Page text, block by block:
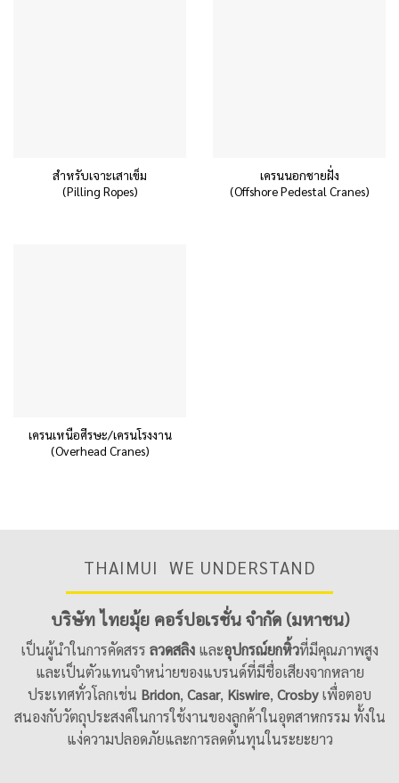
สำหรับเจาะเสาเข็ม
(Pilling Ropes)
เครนนอกชายฝั่ง
(Offshore Pedestal Cranes)
เครนเหนือศีรษะ/เครนโรงงาน
(Overhead Cranes)
THAIMUI WE UNDERSTAND
บริษัท ไทยมุ้ย คอร์ปอเรชั่น จำกัด (มหาชน)
เป็นผู้นำในการคัดสรร ลวดสลิง และอุปกรณ์ยกหิ้วที่มีคุณภาพสูง
และเป็นตัวแทนจำหน่ายของแบรนด์ที่มีชื่อเสียงจากหลาย
ประเทศทั่วโลกเช่น Bridon, Casar, Kiswire, Crosbyเพื่อตอบ
สนองกับวัตถุประสงค์ในการใช้งานของลูกค้าในอุตสาหกรรม ทั้งใน
แง่ความปลอดภัยและการลดต้นทุนในระยะยาว